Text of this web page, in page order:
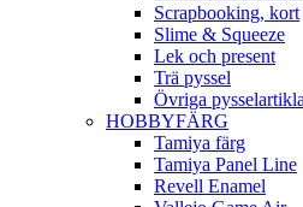
Scrapbooking, kort
Slime & Squeeze
Lek och present
Trä pyssel
Övriga
HOBBYFÄRG
Tamiya färg
Tamiya Panel Line
Revell Enamel